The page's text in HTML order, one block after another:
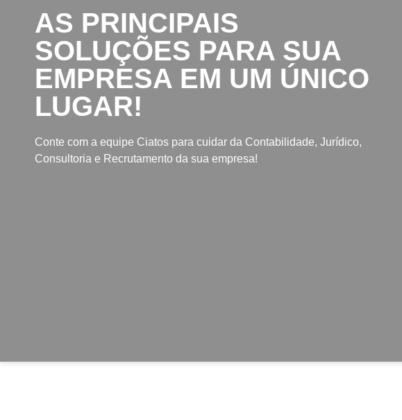
AS PRINCIPAIS
SOLUÇÕES PARA SUA
EMPRESA EM UM ÚNICO
LUGAR!
Conte com a equipe Ciatos para cuidar da Contabilidade, Jurídico,
Consultoria e Recrutamento da sua empresa!